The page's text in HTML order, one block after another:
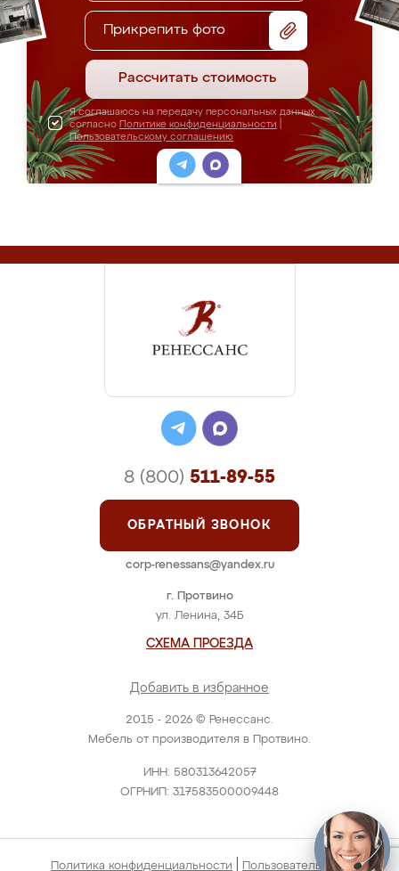
Прикрепить фото
Рассчитать стоимость
Я соглашаюсь на передачу персональных данных
согласно Политике конфиденциальности
Пользовательскому соглашению
2015 - 2026 © Ренессанс.
Мебель от производителя в Протвино.
ИНН: 580313642057
ОГРНИП: 317583500009448
г. Протвино
ул. Ленина, 34Б
СХЕМА ПРОЕЗДА
Добавить в избранное
8 (800) 511-89-55
ОБРАТНЫЙ ЗВОНОК
corp-renessans@yandex.ru
Политика конфиденциальности Пользовательское